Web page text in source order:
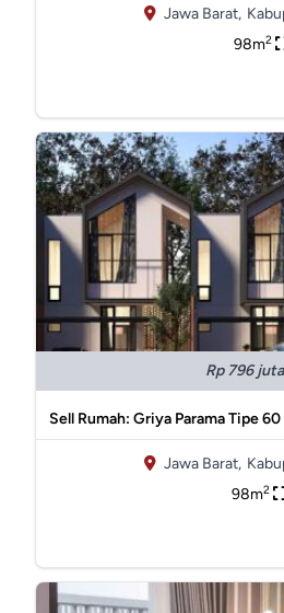
Jawa Barat,
98m2
Rp 796 juta
Sell Rumah: Griya Parama Tipe 60
Jawa Barat,
98m2